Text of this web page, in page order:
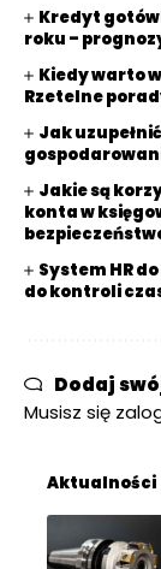
Kredyt
roku –
Kiedy warto
Rzetelne
Jak
Jakie są
konta w
System HR
do kontroli
Dodaj
Musisz się
Aktualności